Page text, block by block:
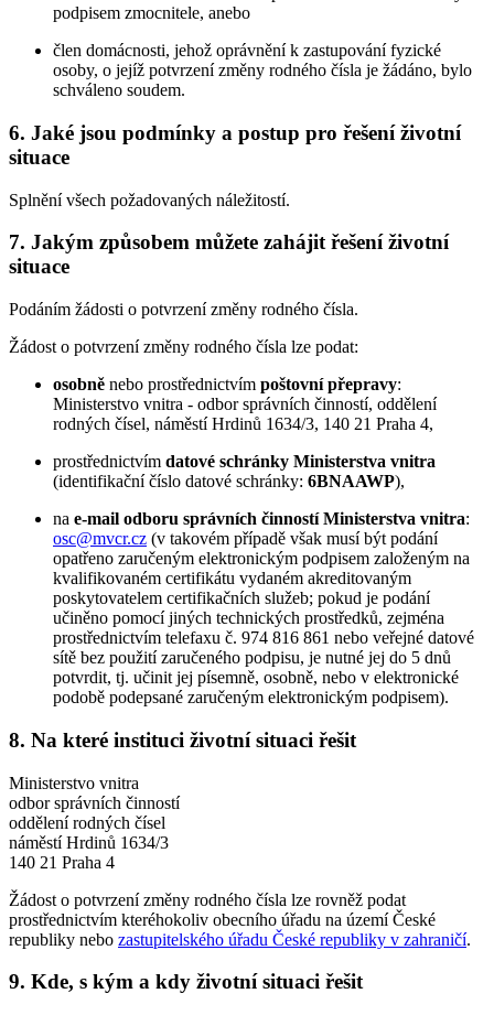
podpisem zmocnitele, anebo
člen domácnosti, jehož oprávnění k zastupování fyzické
osoby, o jejíž potvrzení změny rodného čísla je žádáno, bylo
schváleno soudem.
6. Jaké jsou podmínky a postup pro řešení životní
situace
Splnění všech požadovaných náležitostí.
7. Jakým způsobem můžete zahájit řešení životní
situace
Podáním žádosti o potvrzení změny rodného čísla.
Žádost o potvrzení změny rodného čísla lze podat:
osobně nebo prostřednictvím poštovní přepravy:
Ministerstvo vnitra - odbor správních činností, oddělení
rodných čísel, náměstí Hrdinů 1634/3, 140 21 Praha 4,
prostřednictvím datové schránky Ministerstva vnitra
(identifikační číslo datové schránky: 6BNAAWP),
na e-mail odboru správních činností Ministerstva vnitra:
osc@mvcr.cz (v takovém případě však musí být podání
opatřeno zaručeným elektronickým podpisem založeným na
kvalifikovaném certifikátu vydaném akreditovaným
poskytovatelem certifikačních služeb; pokud je podání
učiněno pomocí jiných technických prostředků, zejména
prostřednictvím telefaxu č. 974 816 861 nebo veřejné datové
sítě bez použití zaručeného podpisu, je nutné jej do 5 dnů
potvrdit, tj. učinit jej písemně, osobně, nebo v elektronické
podobě podepsané zaručeným elektronickým podpisem).
8. Na které instituci životní situaci řešit
Ministerstvo vnitra
odbor správních činností
oddělení rodných čísel
náměstí Hrdinů 1634/3
140 21 Praha 4
Žádost o potvrzení změny rodného čísla lze rovněž podat
prostřednictvím kteréhokoliv obecního úřadu na území České
republiky nebo zastupitelského úřadu České republiky v zahraničí.
9. Kde, s kým a kdy životní situaci řešit